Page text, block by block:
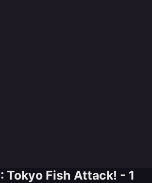
Tokyo Fish Attack! - 1